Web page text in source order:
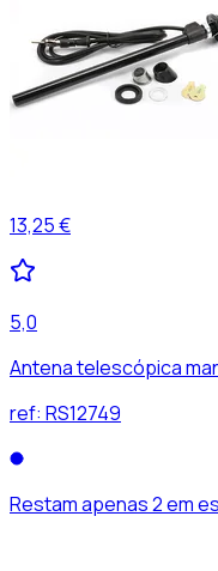
13,25 €
5,0
Antena telescópica
ref: RS12749
Restam apenas 2 em